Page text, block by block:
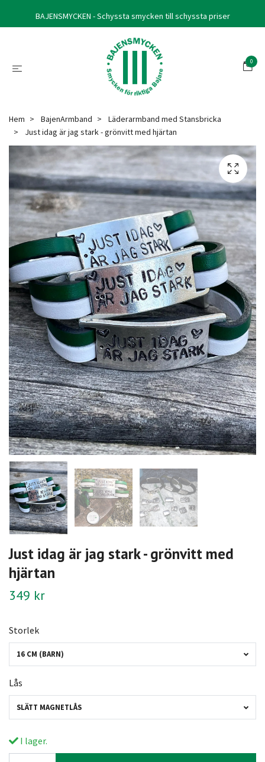
BAJENSMYCKEN - Schyssta smycken till schyssta priser
0
Hem BajenArmband
Läderarmband med Stansbricka
Just idag är jag stark - grönvitt med hjärtan
Just idag är jag stark - grönvitt med
hjärtan
349 kr
Storlek
16 CM (BARN)
Lås
SLÄTT MAGNETLÅS
I lager.